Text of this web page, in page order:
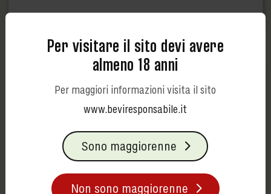
Per visitare il sito devi avere
almeno 18 anni
Per maggiori informazioni visita il sito
www.beviresponsabile.it
Sono maggiorenne
Non sono maggiorenne